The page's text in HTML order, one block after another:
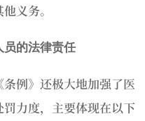
义务。
员的法律责任
例》还极大地加强了医
力度，主要体现在以下